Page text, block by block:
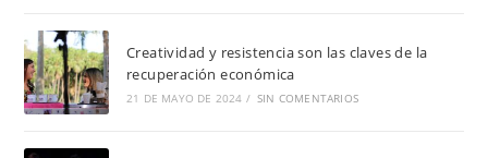
Creatividad y resistencia son las claves de la
recuperación económica
21 DE MAYO DE 2024 / SIN COMENTARIOS